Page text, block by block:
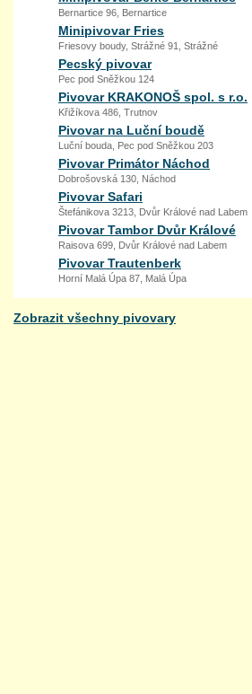
Bernartice 96, Bernartice
Minipivovar Fries
Friesovy boudy, Strážné 91, Strážné
Pecský pivovar
Pec pod Sněžkou 124
Pivovar KRAKONOŠ spol. s r.o.
Křižíkova 486, Trutnov
Pivovar na Luční boudě
Luční bouda, Pec pod Sněžkou 203
Pivovar Primátor Náchod
Dobrošovská 130, Náchod
Pivovar Safari
Štefánikova 3213, Dvůr Králové nad Labem
Pivovar Tambor Dvůr Králové
Raisova 699, Dvůr Králové nad Labem
Pivovar Trautenberk
Horní Malá Úpa 87, Malá Úpa
Zobrazit všechny pivovary